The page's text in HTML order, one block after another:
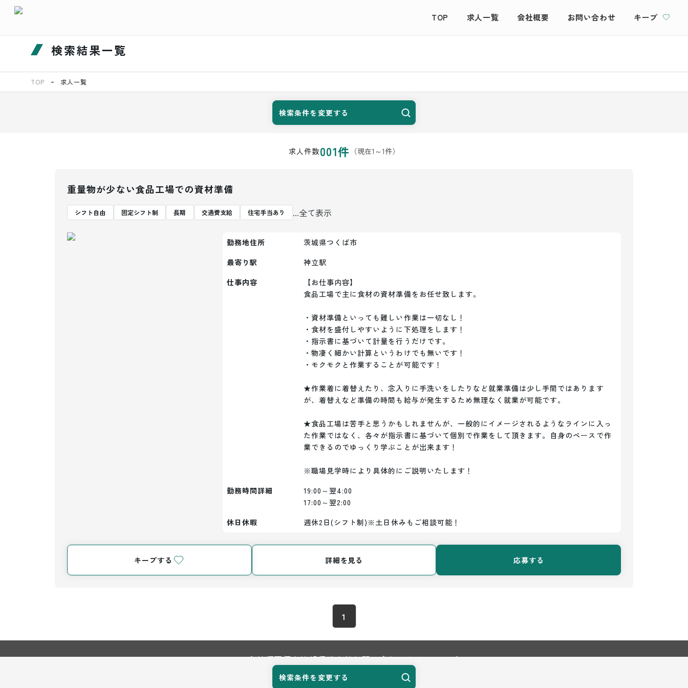
TOP 求人一覧 会社概要 お問い合わせ キープ
検索結果一覧
TOP 求人一覧
検索条件を変更する
検索条件を変更する
求人件数001件 （現在1 ～1件）
重量物が少ない食品工場での資材準備
シフト自由 固定シフト制 長期 交通費支給 住宅手当あり ...全て表示
勤務地住所
茨城県つくば市
最寄り駅
神立駅
仕事内容
【お仕事内容】
食品工場で主に食材の資材準備をお任せ致します。
・資材準備といっても難しい作業は一切なし！
・食材を盛付しやすいように下処理をします！
・指示書に基づいて計量を行うだけです。
・物凄く細かい計算というわけでも無いです！
・モクモクと作業することが可能です！
★作業着に着替えたり、念入りに手洗いをしたりなど就業準備は少し手間ではあります
が、着替えなど準備の時間も給与が発生するため無理なく就業が可能です。
★食品工場は苦手と思うかもしれませんが、一般的にイメージされるようなラインに入っ
た作業ではなく、各々が指示書に基づいて個別で作業をして頂きます。自身のペースで作
業できるのでゆっくり学ぶことが出来ます！
※職場見学時により具体的にご説明いたします！
勤務時間詳細
19:00～翌4:00
17:00～翌2:00
休日休暇
週休2日(シフト制)※土日休みもご相談可能！
キープする 詳細を見る 応募する
1
TOP会社概要個人情報保護方針お問い合わせサイトマップ
© 2026 Harvest Biz Career.inc All Rights Reserved.